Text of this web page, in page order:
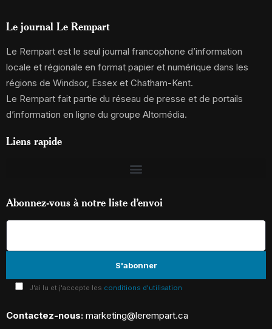
Le journal Le Rempart
Le Rempart est le seul journal francophone d’information
locale et régionale en format papier et numérique dans les
régions de Windsor, Essex et Chatham-Kent.
Le Rempart fait partie du réseau de presse et de portails
d’information en ligne du groupe Altomédia.
Liens rapide
Abonnez-vous à notre liste d’envoi
J'ai lu et j'accepte les conditions d'utilisation
Contactez-nous: marketing@lerempart.ca